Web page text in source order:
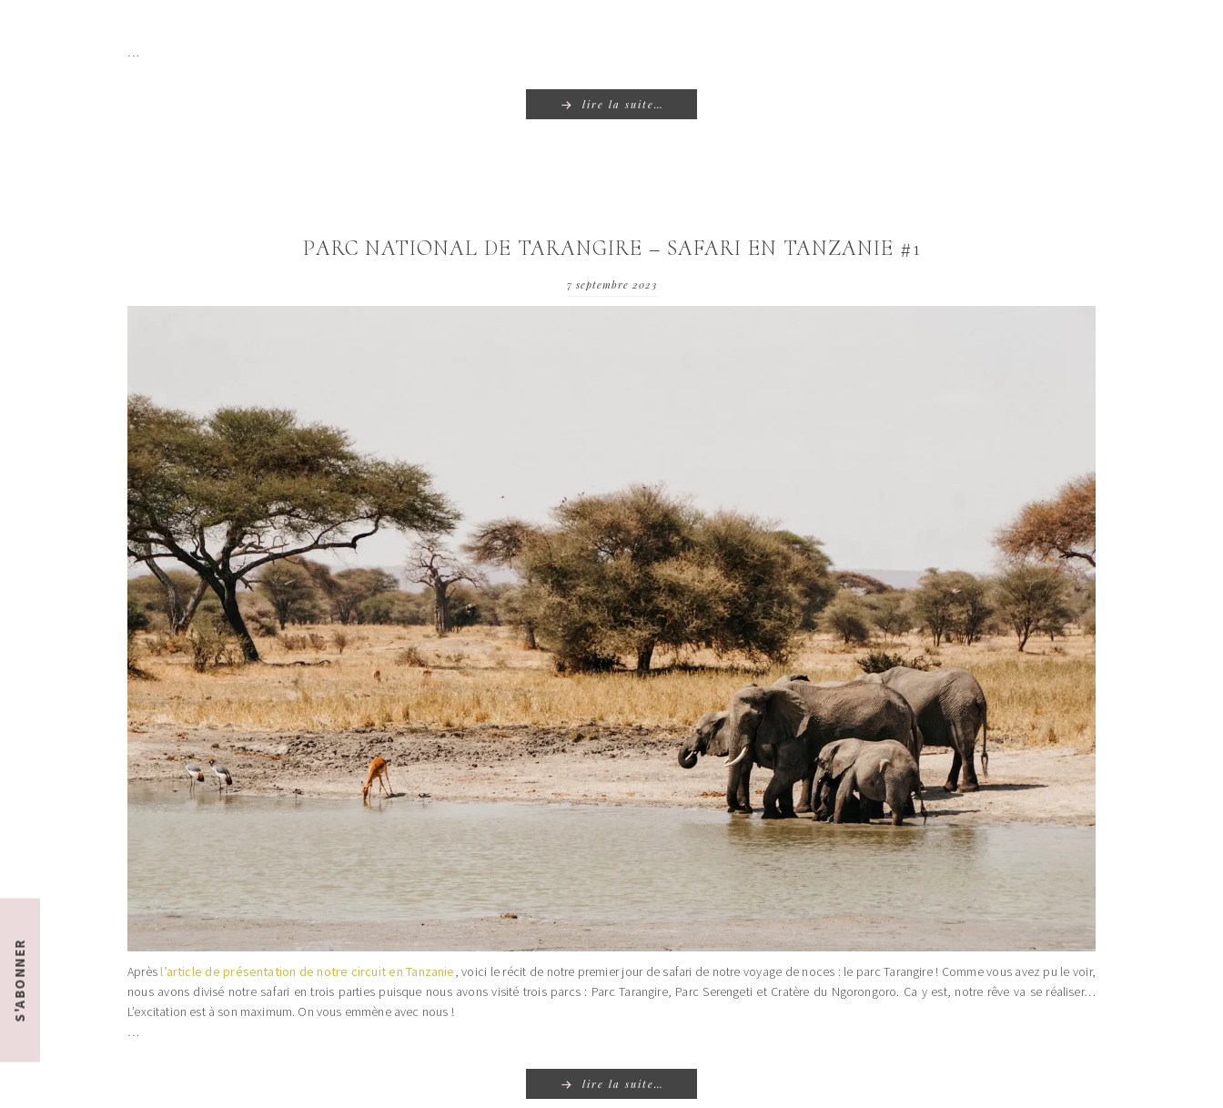
…
lire la suite…
PARC NATIONAL DE TARANGIRE – SAFARI EN TANZANIE #1
7 septembre 2023
Aprèsl’article de présentation de notre circuit en Tanzanie, voici le récit de notre premier jour de safari de notre voyage de noces : le parc Tarangire ! Comme vous avez pu le voir,
nous avons divisé notre safari en trois parties puisque nous avons visité trois parcs : Parc Tarangire, Parc Serengeti et Cratère du Ngorongoro. Ca y est, notre rêve va se réaliser…
L’excitation est à son maximum. On vous emmène avec nous !
…
lire la suite…
S'ABONNER